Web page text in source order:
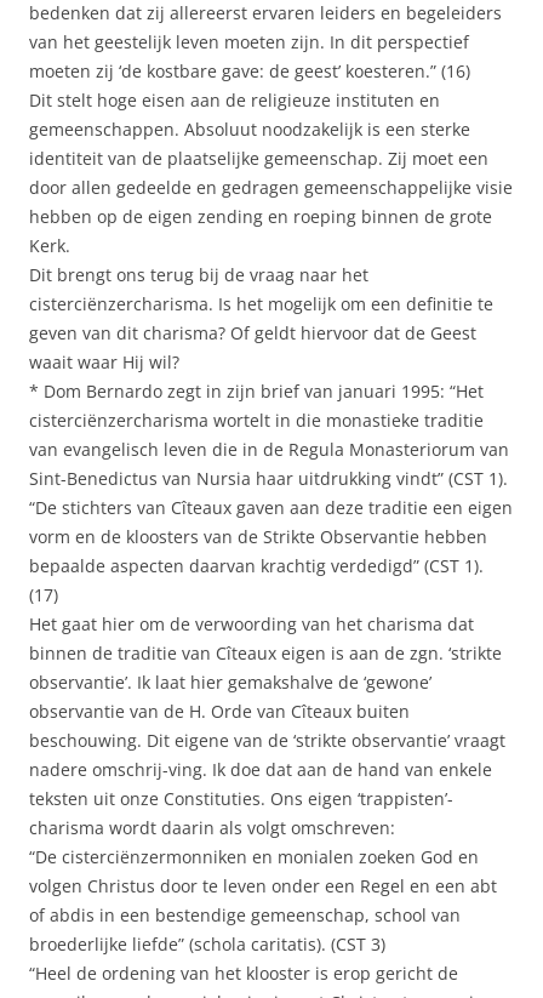
bedenken dat zij allereerst ervaren leiders en begeleiders
van het geestelijk leven moeten zijn. In dit perspectief
moeten zij ‘de kostbare gave: de geest’ koesteren.” (16)
Dit stelt hoge eisen aan de religieuze instituten en
gemeenschappen. Absoluut noodzakelijk is een sterke
identiteit van de plaatselijke gemeenschap. Zij moet een
door allen gedeelde en gedragen gemeenschappelijke visie
hebben op de eigen zending en roeping binnen de grote
Kerk.
Dit brengt ons terug bij de vraag naar het
cisterciënzercharisma. Is het mogelijk om een definitie te
geven van dit charisma? Of geldt hiervoor dat de Geest
waait waar Hij wil?
* Dom Bernardo zegt in zijn brief van januari 1995: “Het
cisterciënzercharisma wortelt in die monastieke traditie
van evangelisch leven die in de Regula Monasteriorum van
Sint-Benedictus van Nursia haar uitdrukking vindt” (CST 1).
“De stichters van Cîteaux gaven aan deze traditie een eigen
vorm en de kloosters van de Strikte Observantie hebben
bepaalde aspecten daarvan krachtig verdedigd” (CST 1).
(17)
Het gaat hier om de verwoording van het charisma dat
binnen de traditie van Cîteaux eigen is aan de zgn. ‘strikte
observantie’. Ik laat hier gemakshalve de ‘gewone’
observantie van de H. Orde van Cîteaux buiten
beschouwing. Dit eigene van de ‘strikte observantie’ vraagt
nadere omschrij-ving. Ik doe dat aan de hand van enkele
teksten uit onze Constituties. Ons eigen ‘trappisten’-
charisma wordt daarin als volgt omschreven:
“De cisterciënzermonniken en monialen zoeken God en
volgen Christus door te leven onder een Regel en een abt
of abdis in een bestendige gemeenschap, school van
broederlijke liefde” (schola caritatis). (CST 3)
“Heel de ordening van het klooster is erop gericht de